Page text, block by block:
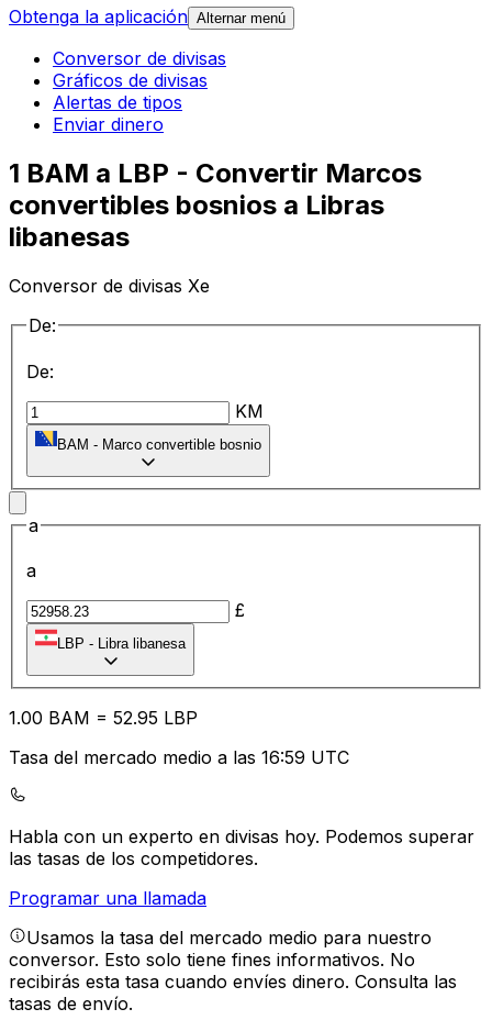
Obtenga la aplicación Alternar menú
Conversor de divisas
Gráficos de divisas
Alertas de tipos
Enviar dinero
1 BAM a LBP - Convertir Marcos
convertibles bosnios a Libras
libanesas
Conversor de divisas Xe
De:
De:
KM
BAM - Marco convertible bosnio
a
a
£
LBP - Libra libanesa
1.00 BAM = 52.95 LBP
Tasa del mercado medio a las 16:59 UTC
Habla con un experto en divisas hoy. Podemos superar
las tasas de los competidores.
Programar una llamada
Usamos la tasa del mercado medio para nuestro
conversor. Esto solo tiene fines informativos. No
recibirás esta tasa cuando envíes dinero. Consulta las
tasas de envío.